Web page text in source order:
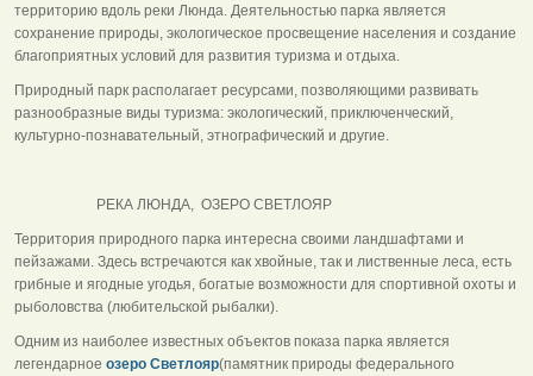
территорию вдоль реки Люнда. Деятельностью парка является
сохранение природы, экологическое просвещение населения и создание
благоприятных условий для развития туризма и отдыха.
Природный парк располагает ресурсами, позволяющими развивать
разнообразные виды туризма: экологический, приключенческий,
культурно-познавательный, этнографический и другие.
РЕКА ЛЮНДА, ОЗЕРО СВЕТЛОЯР
Территория природного парка интересна своими ландшафтами и
пейзажами. Здесь встречаются как хвойные, так и лиственные леса, есть
грибные и ягодные угодья, богатые возможности для спортивной охоты и
рыболовства (любительской рыбалки).
Одним из наиболее известных объектов показа парка является
легендарное озеро Светлояр(памятник природы федерального